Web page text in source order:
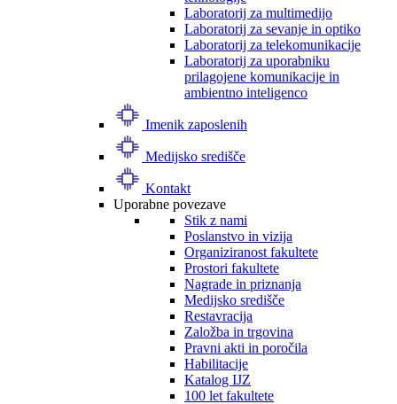
Laboratorij za multimedijo
Laboratorij za sevanje in optiko
Laboratorij za telekomunikacije
Laboratorij za uporabniku
prilagojene komunikacije in
ambientno inteligenco
Imenik zaposlenih
Medijsko središče
Kontakt
Uporabne povezave
Stik z nami
Poslanstvo in vizija
Organiziranost fakultete
Prostori fakultete
Nagrade in priznanja
Medijsko središče
Restavracija
Založba in trgovina
Pravni akti in poročila
Habilitacije
Katalog IJZ
100 let fakultete